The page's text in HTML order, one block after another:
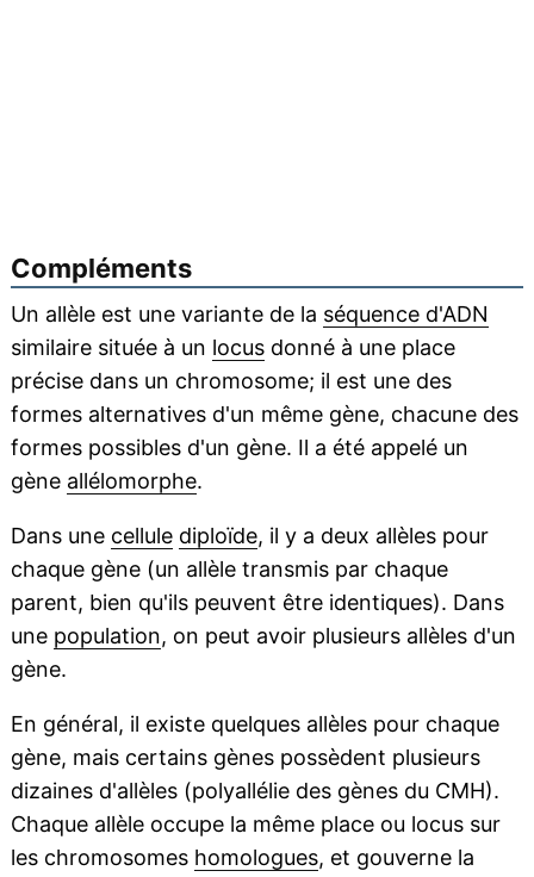
Compléments
Un allèle est une variante de la séquence d'ADN
similaire située à un locusdonné à une place
précise dans un chromosome; il est une des
formes alternatives d'un même gène, chacune des
formes possibles d'un gène. Il a été appelé un
gène allélomorphe.
Dans une cellule diploïde, il y a deux allèles pour
chaque gène (un allèle transmis par chaque
parent, bien qu'ils peuvent être identiques). Dans
une population, on peut avoir plusieurs allèles d'un
gène.
En général, il existe quelques allèles pour chaque
gène, mais certains gènes possèdent plusieurs
dizaines d'allèles (polyallélie des gènes du CMH).
Chaque allèle occupe la même place ou locus sur
les chromosomes homologues, et gouverne la